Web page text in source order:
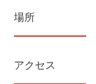
場所
アクセス